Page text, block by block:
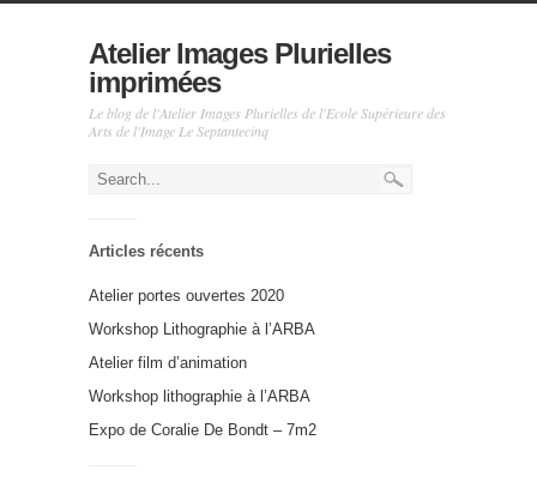
Atelier Images Plurielles
imprimées
Le blog de l'Atelier Images Plurielles de l'Ecole Supérieure des
Arts de l'Image Le Septantecinq
Articles récents
Atelier portes ouvertes 2020
Workshop Lithographie à l’ARBA
Atelier film d’animation
Workshop lithographie à l’ARBA
Expo de Coralie De Bondt – 7m2